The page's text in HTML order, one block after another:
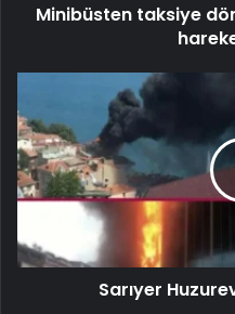
Minibüsten taksiye
Sarıyer